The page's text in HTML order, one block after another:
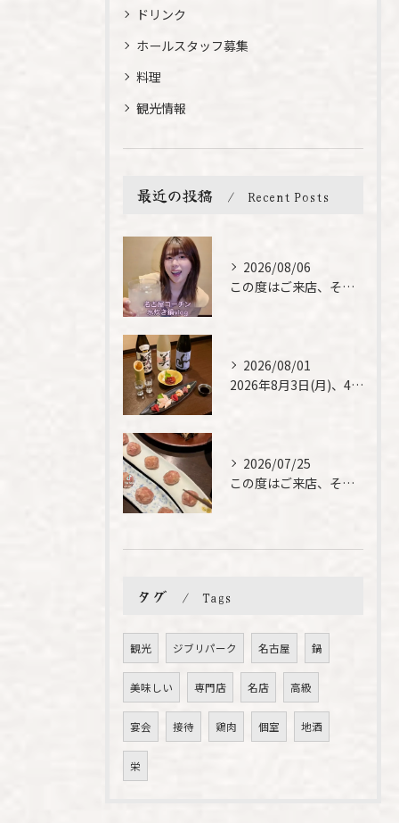
ドリンク
ホールスタッフ募集
料理
観光情報
最近の投稿 Recent Posts
2026/08/06
この度はご来店、そして素敵なご紹介誠にありがとうございます✨...
2026/08/01
2026年8月3日(月)、4日(火)は、臨時休業させて頂きま...
2026/07/25
この度はご来店、そして素敵なご紹介誠にありがとうございます✨...
タグ Tags
観光 ジブリパーク 名古屋 鍋
美味しい 専門店 名店 高級
宴会 接待 鶏肉 個室 地酒
栄